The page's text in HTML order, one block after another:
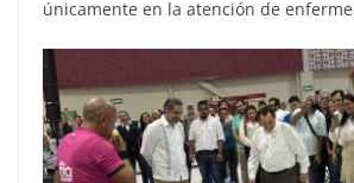
únicamente en la atención de